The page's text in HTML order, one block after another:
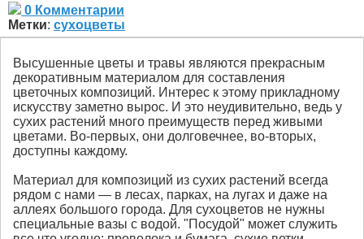
0 Комментарии
Метки: сухоцветы
Высушенные цветы и травы являются прекрасным
декоративным материалом для составления
цветочных композиций. Интерес к этому прикладному
искусству заметно вырос. И это неудивительно, ведь у
сухих растений много преимуществ перед живыми
цветами. Во-первых, они долговечнее, во-вторых,
доступны каждому.
Материал для композиций из сухих растений всегда
рядом с нами — в лесах, парках, на лугах и даже на
аллеях большого города. Для сухоцветов не нужны
специальные вазы с водой. "Посудой" может служить